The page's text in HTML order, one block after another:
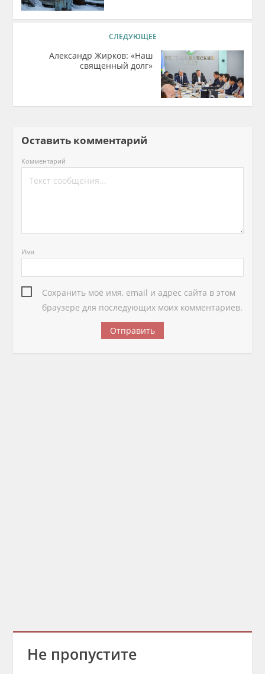
СЛЕДУЮЩЕЕ
Александр Жирков: «Наш
священный долг»
Оставить комментарий
Комментарий
Имя
Сохранить моё имя, email и адрес сайта в этом
браузере для последующих моих комментариев.
Не пропустите